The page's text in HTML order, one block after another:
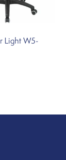
Light W5-